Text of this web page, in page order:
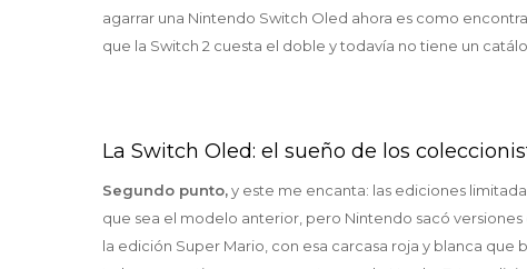
agarrar una Nintendo Switch Oled ahora es como
que la Switch 2 cuesta el doble y todavía no tiene un
La Switch Oled: el sueño de los
Segundo punto,y este me encanta: las ediciones
que sea el modelo anterior, pero Nintendo sacó
la edición Super Mario, con esa carcasa roja y blanca